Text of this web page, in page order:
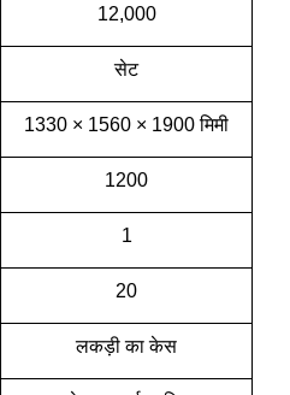
12,000
सेट
1330 × 1560 × 1900 मिमी
1200
1
20
लकड़ी का केस